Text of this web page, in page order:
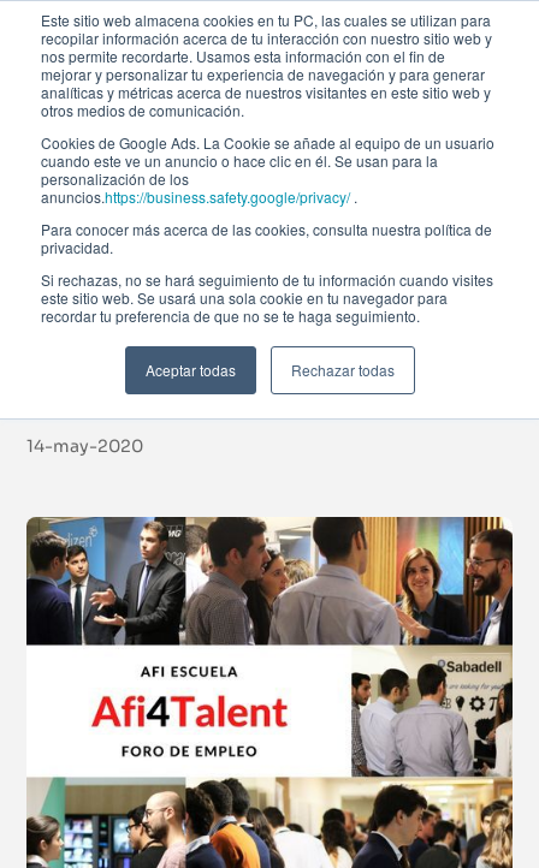
Este sitio web almacena cookies en tu PC, las cuales se utilizan para
recopilar información acerca de tu interacción con nuestro sitio web y
nos permite recordarte. Usamos esta información con el fin de
mejorar y personalizar tu experiencia de navegación y para generar
analíticas y métricas acerca de nuestros visitantes en este sitio web y
otros medios de comunicación.
Cookies de Google Ads. La Cookie se añade al equipo de un usuario
cuando este ve un anuncio o hace clic en él. Se usan para la
personalización de los
anuncios.https://business.safety.google/privacy/.
Para conocer más acerca de las cookies, consulta nuestra política de
privacidad.
Si rechazas, no se hará seguimiento de tu información cuando visites
este sitio web. Se usará una sola cookie en tu navegador para
recordar tu preferencia de que no se te haga seguimiento.
Aceptar todas Rechazar todas
Noticias
Afi Global Education
celebra su V Edición
del Afi4Talent
14-may-2020